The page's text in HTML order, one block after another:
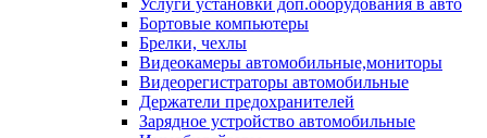
Услуги установки доп.оборудования в авто
Бортовые компьютеры
Брелки, чехлы
Видеокамеры автомобильные,мониторы
Видеорегистраторы автомобильные
Держатели предохранителей
Зарядное устройство автомобильные